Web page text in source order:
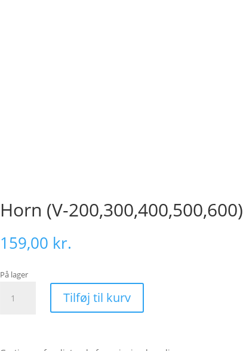
Horn (V-200,300,400,500,600)
159,00 kr.
På lager
200,300,400,500,600)
Tilføj til kurv